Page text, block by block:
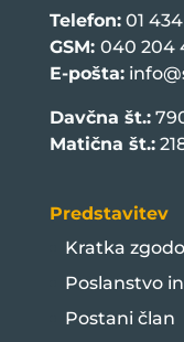
Telefon:01
GSM: 040 204
E-pošta:
Davčna št.:
Matična št.:
Predstavitev
Kratka
Poslanstvo
Postani član